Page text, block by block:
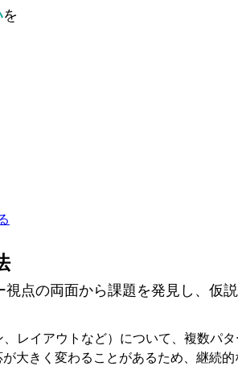
を
点の両面から課題を発見し、仮
レイアウトなど）について、複数パ
大きく変わることがあるため、継続的